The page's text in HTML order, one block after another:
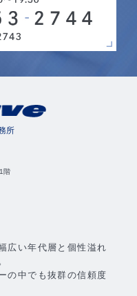
所
階
広い年代層と個性溢れ
の中でも抜群の信頼度